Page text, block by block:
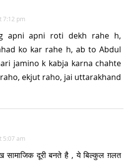
7:12 pm
apni apni roti dekh rahe h,
ko kar rahe h, ab to Abdul
jamino k kabja karna chahte
ekjut raho, jai uttarakhand
5:07 am
दूरी बनते है , ये बिल्कुल ग़लत